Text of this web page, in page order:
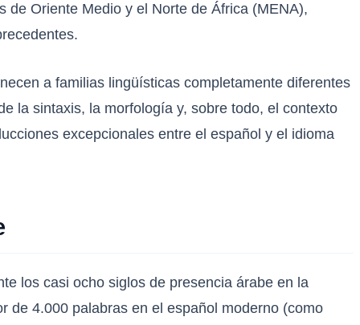
de Oriente Medio y el Norte de África (MENA),
a familias lingüísticas completamente diferentes
la sintaxis, la morfología y, sobre todo, el contexto
excepcionales entre el español y el idioma
los casi ocho siglos de presencia árabe en la
de 4.000 palabras en el español moderno (como